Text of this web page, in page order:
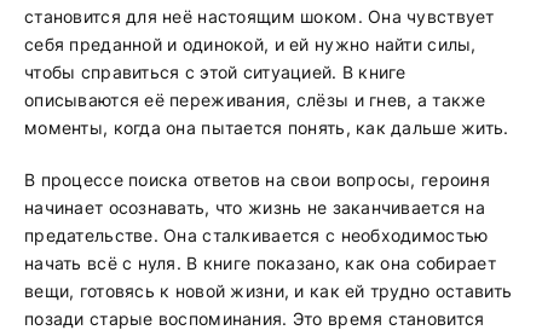
становится для неё настоящим шоком. Она чувствует
себя преданной и одинокой, и ей нужно найти силы,
чтобы справиться с этой ситуацией. В книге
описываются её переживания, слёзы и гнев, а также
моменты, когда она пытается понять, как дальше жить.
В процессе поиска ответов на свои вопросы, героиня
начинает осознавать, что жизнь не заканчивается на
предательстве. Она сталкивается с необходимостью
начать всё с нуля. В книге показано, как она собирает
вещи, готовясь к новой жизни, и как ей трудно оставить
позади старые воспоминания. Это время становится